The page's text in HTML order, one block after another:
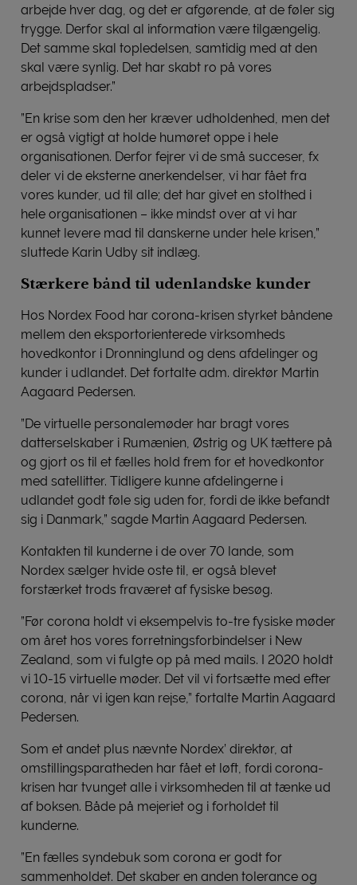
arbejde hver dag, og det er afgørende, at de føler sig
trygge. Derfor skal al information være tilgængelig.
Det samme skal topledelsen, samtidig med at den
skal være synlig. Det har skabt ro på vores
arbejdspladser.”
”En krise som den her kræver udholdenhed, men det
er også vigtigt at holde humøret oppe i hele
organisationen. Derfor fejrer vi de små succeser, fx
deler vi de eksterne anerkendelser, vi har fået fra
vores kunder, ud til alle; det har givet en stolthed i
hele organisationen – ikke mindst over at vi har
kunnet levere mad til danskerne under hele krisen,”
sluttede Karin Udby sit indlæg.
Stærkere bånd til udenlandske kunder
Hos Nordex Food har corona-krisen styrket båndene
mellem den eksportorienterede virksomheds
hovedkontor i Dronninglund og dens afdelinger og
kunder i udlandet. Det fortalte adm. direktør Martin
Aagaard Pedersen.
”De virtuelle personalemøder har bragt vores
datterselskaber i Rumænien, Østrig og UK tættere på
og gjort os til et fælles hold frem for et hovedkontor
med satellitter. Tidligere kunne afdelingerne i
udlandet godt føle sig uden for, fordi de ikke befandt
sig i Danmark,” sagde Martin Aagaard Pedersen.
Kontakten til kunderne i de over 70 lande, som
Nordex sælger hvide oste til, er også blevet
forstærket trods fraværet af fysiske besøg.
”Før corona holdt vi eksempelvis to-tre fysiske møder
om året hos vores forretningsforbindelser i New
Zealand, som vi fulgte op på med mails. I 2020 holdt
vi 10-15 virtuelle møder. Det vil vi fortsætte med efter
corona, når vi igen kan rejse,” fortalte Martin Aagaard
Pedersen.
Som et andet plus nævnte Nordex’ direktør, at
omstillingsparatheden har fået et løft, fordi corona-
krisen har tvunget alle i virksomheden til at tænke ud
af boksen. Både på mejeriet og i forholdet til
kunderne.
”En fælles syndebuk som corona er godt for
sammenholdet. Det skaber en anden tolerance og